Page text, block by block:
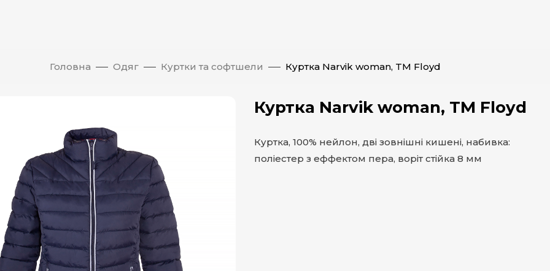
Головна Одяг Куртки та софтшели Куртка Narvik woman, TM Floyd
Куртка Narvik woman, TM Floyd
Куртка, 100% нейлон, дві зовнішні кишені, набивка:
поліестер з еффектом пера, воріт стійка 8 мм